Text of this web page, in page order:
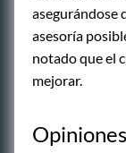
asegurándose
asesoría
notado que el
mejorar.